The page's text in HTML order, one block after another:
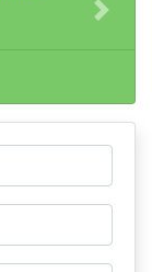
Next